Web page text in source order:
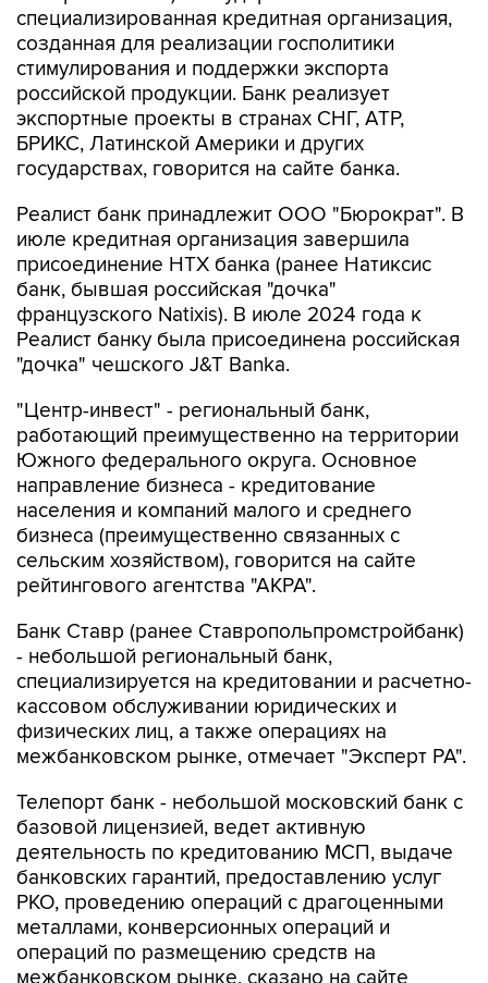
стимулирования и поддержки экспорта
российской продукции. Банк реализует
экспортные проекты в странах СНГ, АТР,
БРИКС, Латинской Америки и других
государствах, говорится на сайте банка.
Реалист банк принадлежит ООО "Бюрократ". В
присоединение НТХ банка (ранее Натиксис
банк, бывшая российская "дочка"
французского Natixis). В июле 2024 года к
Реалист банку была присоединена российская
"дочка" чешского J&T Banka.
"Центр-инвест" - региональный банк,
Южного федерального округа. Основное
направление бизнеса - кредитование
населения и компаний малого и среднего
бизнеса (преимущественно связанных с
сельским хозяйством), говорится на сайте
рейтингового агентства "АКРА".
Банк Ставр (ранее Ставропольпромстройбанк)
специализируется на кредитовании и расчетно-
кассовом обслуживании юридических и
физических лиц, а также операциях на
межбанковском рынке, отмечает "Эксперт РА".
Телепорт банк - небольшой московский банк с
деятельность по кредитованию МСП, выдаче
банковских гарантий, предоставлению услуг
РКО, проведению операций с драгоценными
металлами, конверсионных операций и
операций по размещению средств на
межбанковском рынке, сказано на сайте
"АКРА".